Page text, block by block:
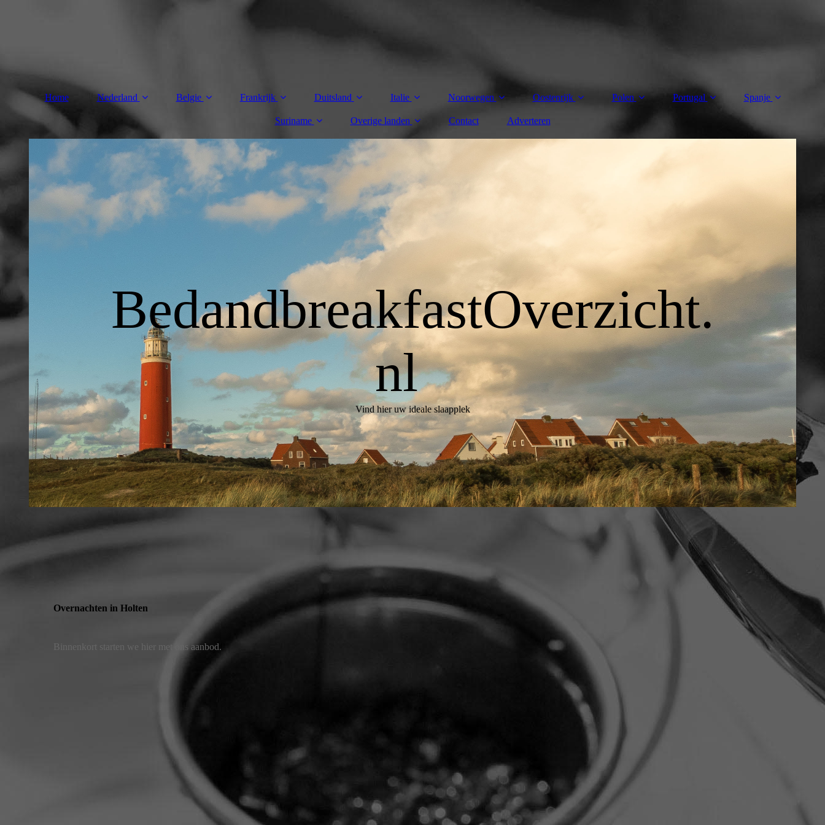
Home Nederland Belgie Frankrijk Duitsland Italie Noorwegen Oostenrijk Polen Portugal Spanje
Suriname Overige landen Contact Adverteren
BedandbreakfastOverzicht.
nl
Vind hier uw ideale slaapplek
Overnachten in Holten
Binnenkort starten we hier met ons aanbod.